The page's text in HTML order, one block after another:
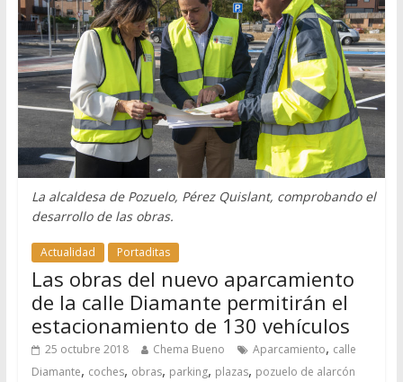
La alcaldesa de Pozuelo, Pérez Quislant, comprobando el
desarrollo de las obras.
Actualidad Portaditas
Las obras del nuevo aparcamiento
de la calle Diamante permitirán el
estacionamiento de 130 vehículos
25 octubre 2018 Chema Bueno Aparcamiento, calle
Diamante, coches, obras, parking, plazas, pozuelo de alarcón